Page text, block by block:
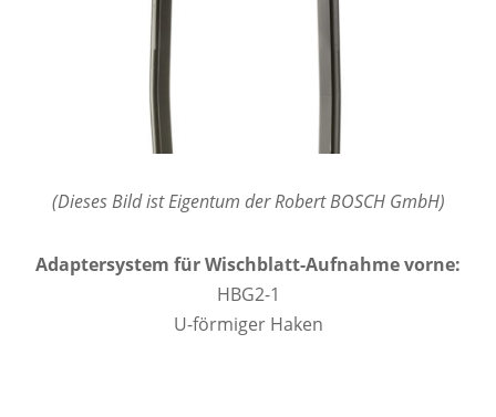
(Dieses Bild ist Eigentum der Robert BOSCH GmbH)
Adaptersystem für Wischblatt-Aufnahme vorne:
HBG2-1
U-förmiger Haken